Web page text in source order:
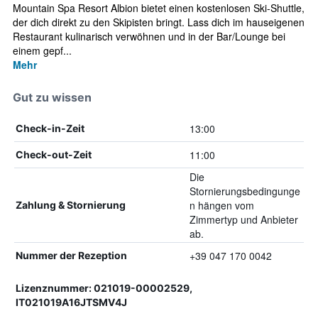
Mountain Spa Resort Albion bietet einen kostenlosen Ski-Shuttle,
der dich direkt zu den Skipisten bringt. Lass dich im hauseigenen
Restaurant kulinarisch verwöhnen und in der Bar/Lounge bei
einem gepf...
Mehr
Gut zu wissen
Check-in-Zeit 13:00
Check-out-Zeit 11:00
Zahlung & Stornierung
Die
Stornierungsbedingunge
n hängen vom
Zimmertyp und Anbieter
ab.
Nummer der Rezeption +39 047 170 0042
Lizenznummer: 021019-00002529,
IT021019A16JTSMV4J